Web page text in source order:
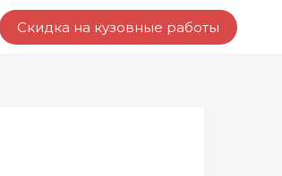
Скидка на кузовные работы